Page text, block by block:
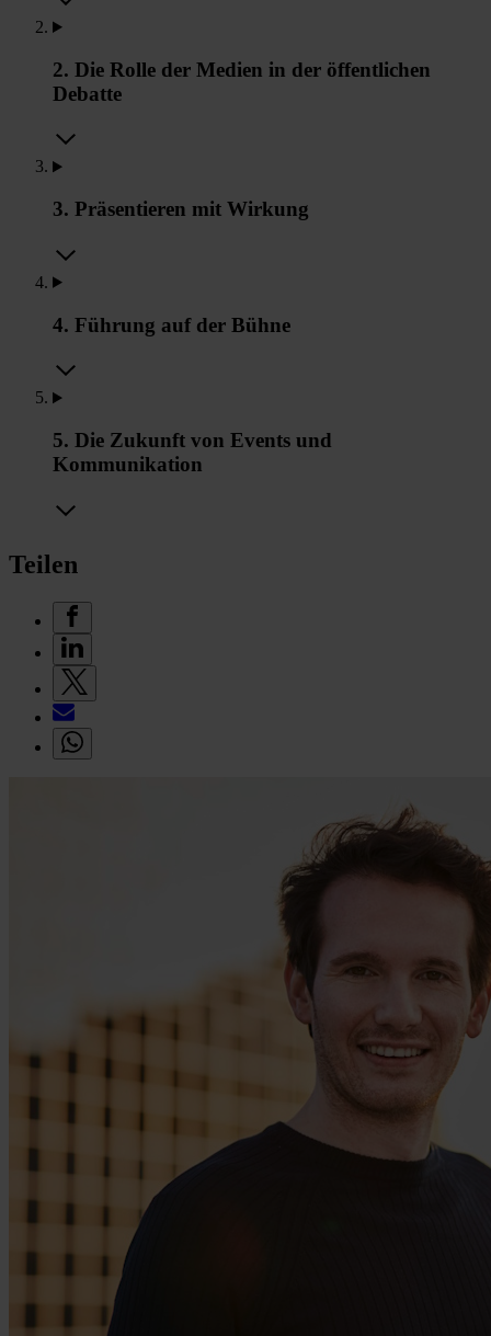
2. Die Rolle der Medien in der öffentlichen
Debatte
3. Präsentieren mit Wirkung
4. Führung auf der Bühne
5. Die Zukunft von Events und
Kommunikation
Teilen